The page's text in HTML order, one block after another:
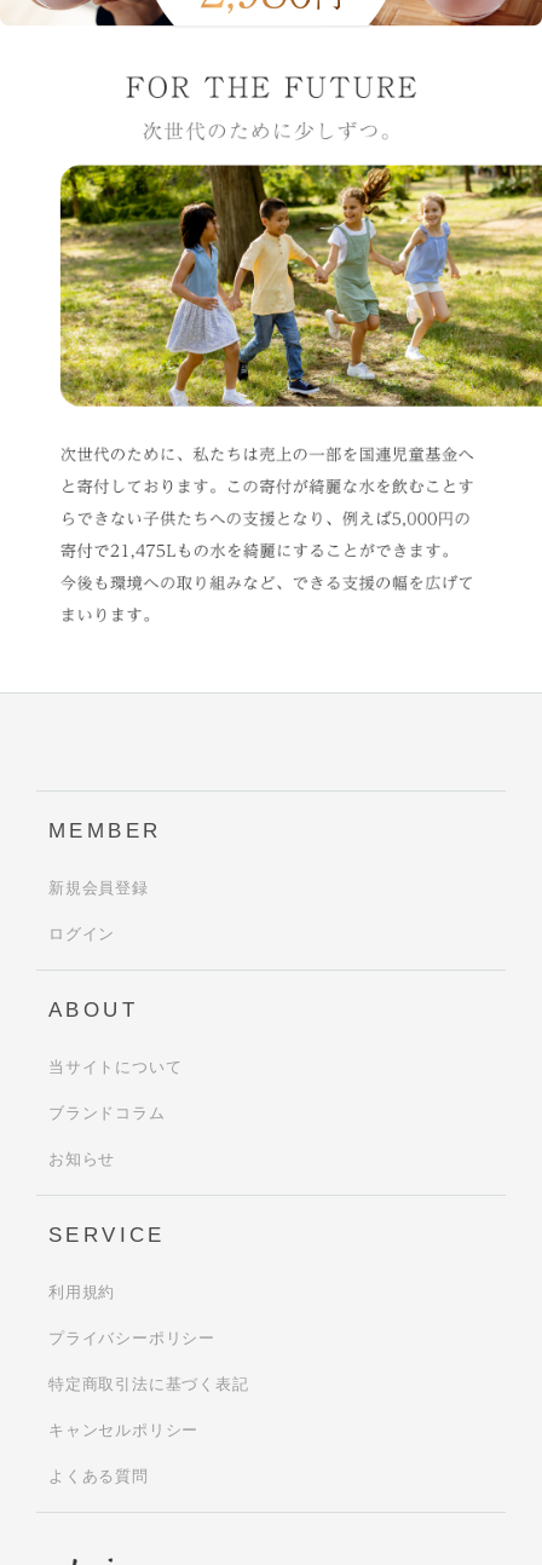
MEMBER
新規会員登録
ログイン
ABOUT
当サイトについて
ブランドコラム
お知らせ
SERVICE
利用規約
プライバシーポリシー
特定商取引法に基づく表記
キャンセルポリシー
よくある質問